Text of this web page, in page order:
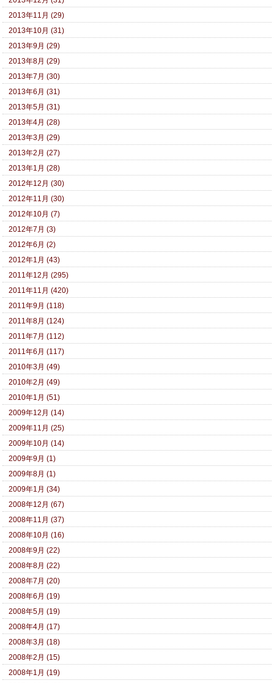
2013年11月 (29)
2013年10月 (31)
2013年9月 (29)
2013年8月 (29)
2013年7月 (30)
2013年6月 (31)
2013年5月 (31)
2013年4月 (28)
2013年3月 (29)
2013年2月 (27)
2013年1月 (28)
2012年12月 (30)
2012年11月 (30)
2012年10月 (7)
2012年7月 (3)
2012年6月 (2)
2012年1月 (43)
2011年12月 (295)
2011年11月 (420)
2011年9月 (118)
2011年8月 (124)
2011年7月 (112)
2011年6月 (117)
2010年3月 (49)
2010年2月 (49)
2010年1月 (51)
2009年12月 (14)
2009年11月 (25)
2009年10月 (14)
2009年9月 (1)
2009年8月 (1)
2009年1月 (34)
2008年12月 (67)
2008年11月 (37)
2008年10月 (16)
2008年9月 (22)
2008年8月 (22)
2008年7月 (20)
2008年6月 (19)
2008年5月 (19)
2008年4月 (17)
2008年3月 (18)
2008年2月 (15)
2008年1月 (19)